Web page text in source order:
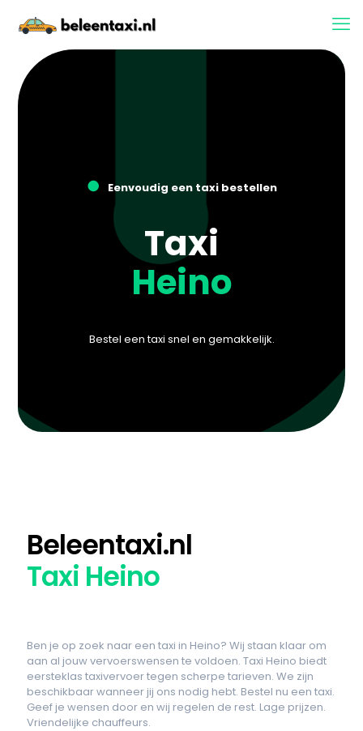
● Eenvoudig een taxi bestellen
Taxi
Heino
Bestel een taxi snel en gemakkelijk.
Beleentaxi.nl
Taxi Heino
Ben je op zoek naar een taxi in Heino? Wij staan klaar om
aan al jouw vervoerswensen te voldoen. Taxi Heino biedt
eersteklas taxivervoer tegen scherpe tarieven. We zijn
beschikbaar wanneer jij ons nodig hebt. Bestel nu een taxi.
Geef je wensen door en wij regelen de rest. Lage prijzen.
Vriendelijke chauffeurs.